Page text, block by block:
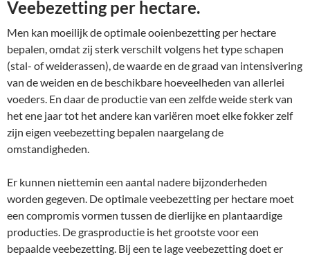
Veebezetting per hectare.
Men kan moeilijk de optimale ooienbezetting per hectare
bepalen, omdat zij sterk verschilt volgens het type schapen
(stal- of weiderassen), de waarde en de graad van intensivering
van de weiden en de beschikbare hoeveelheden van allerlei
voeders. En daar de productie van een zelfde weide sterk van
het ene jaar tot het andere kan variëren moet elke fokker zelf
zijn eigen veebezetting bepalen naargelang de
omstandigheden.
Er kunnen niettemin een aantal nadere bijzonderheden
worden gegeven. De optimale veebezetting per hectare moet
een compromis vormen tussen de dierlijke en plantaardige
producties. De grasproductie is het grootste voor een
bepaalde veebezetting. Bij een te lage veebezetting doet er